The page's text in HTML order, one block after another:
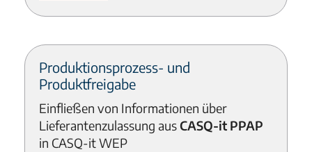
Produktionsprozess- und
Produktfreigabe
Einfließen von Informationen über
Lieferantenzulassung ausCASQ-it PPAP
in CASQ-it WEP